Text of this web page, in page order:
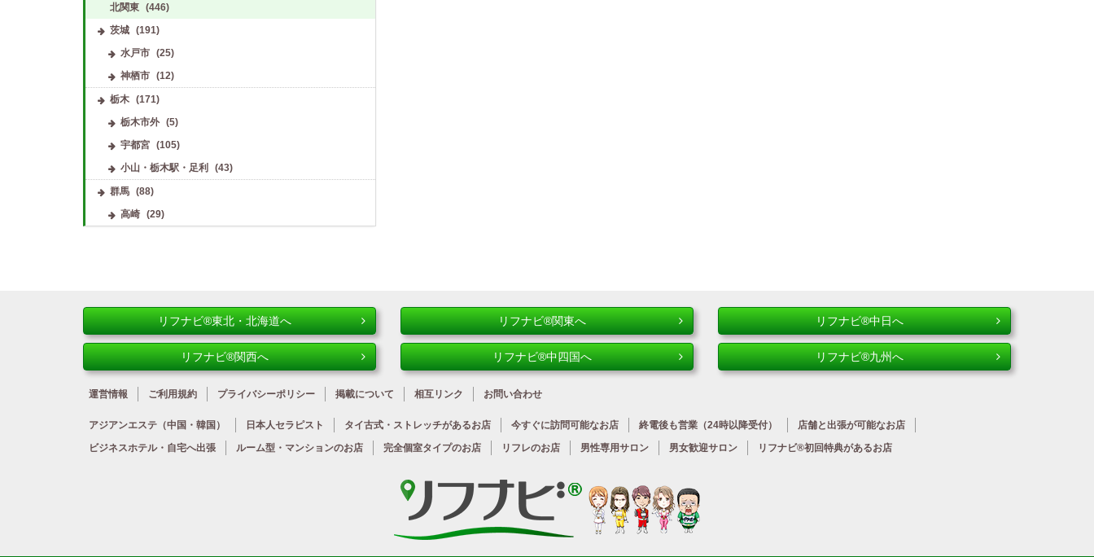
北関東 (446)
茨城 (191)
水戸市
(25)
神栖市
(12)
栃木 (171)
栃木市外
(5)
宇都宮
(105)
小山・栃木駅・足利
(43)
群馬 (88)
高崎
(29)
リフナビ®東北・北海道へ リフナビ®関東へ リフナビ®中日へ
リフナビ®関西へ リフナビ®中四国へ リフナビ®九州へ
運営情報 ご利用規約 プライバシーポリシー 掲載について 相互リンク お問い合わせ
アジアンエステ （中国・韓国） 日本人セラピスト タイ古式・ストレッチがあるお店 今すぐに訪問可能なお店 終電後も営業 （24時以降受付） 店舗と出張が可能なお店
ビジネスホテル・ 自宅へ出張 ルーム型・ マンションのお店 完全個室タイプのお店 リフレのお店 男性専用サロン 男女歓迎サロン リフナビ®初回特典があるお店